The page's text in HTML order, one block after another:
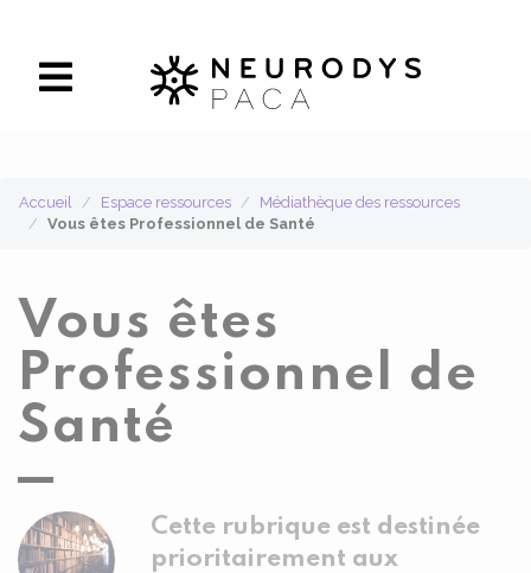
Accueil Espace ressources
Médiathèque des ressources
Vous êtes Professionnel de Santé
Vous êtes
Professionnel de
Santé
Cette rubrique est destinée
prioritairement aux